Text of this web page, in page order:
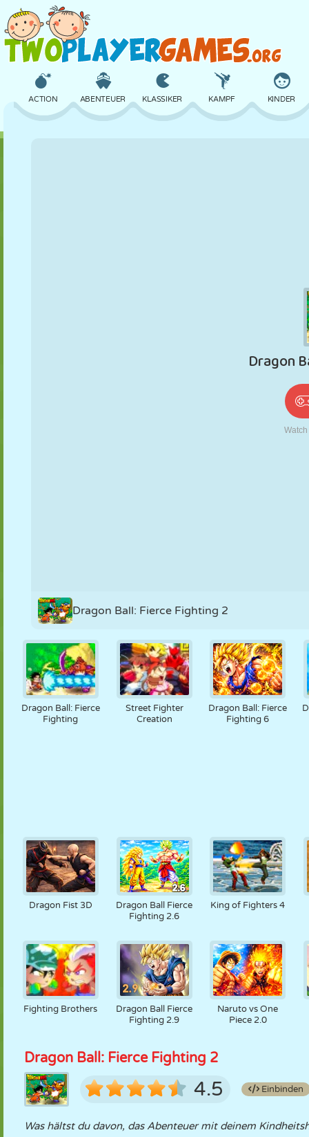
ACTION ABENTEUER KLASSIKER KAMPF KINDER
TIC TAC TOE
Dragon Ball: Fierce Fighting 2
Dragon Ball: Fierce
Fighting
Street Fighter
Creation
Dragon Ball: Fierce
Fighting 6
Dragon Fist 3D
Dragon Ball Fierce
Fighting 2.6
King of Fighters 4
Fighting Brothers
Dragon Ball Fierce
Fighting 2.9
Naruto vs One
Piece 2.0
Dragon Ball: Fierce Fighting 2
4.5 Einbinden
Was hältst du davon, das Abenteuer mit deinem